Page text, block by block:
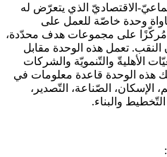
الاقتصاديّ الذي يتعرّض له
وحدة خاصّة للعمل على
مُركّزًا على مجموعات هدف محدّدة،
النقب. تعمل هذه الوحدة مقابل
الأهليةّ والتّنمويّة والشركات
هذه الوحدة قاعدة معلومات في
الإسكان، الصّناعة، التّصدير،
والبناء.